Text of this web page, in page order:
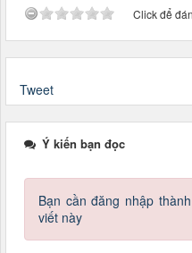
Click để
Tweet
Ý kiến bạn đọc
Bạn cần đăng nhập
viết này